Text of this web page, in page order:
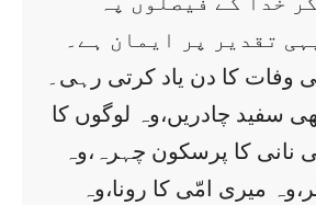
تقدیر پر ایمان ہے۔
وفات کا دن یاد کرتی رہی۔
سفید چادریں،وہ لوگوں کا
نانی کا پرسکون چہرہ،وہ
میری امّی کا رونا،وہ